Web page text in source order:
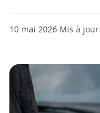
10 mai 2026·Mis à